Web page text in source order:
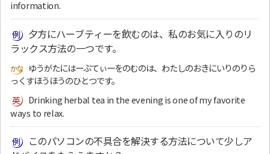
information.
夕方にハーブティーを飲むのは、私のお気に入りのリ
ラックス方法の一つです。
ゆうがたにはーぶてぃーをのむのは、わたしのおきにいりのりら
っくすほうほうのひとつです。
Drinking herbal tea in the evening is one of my favorite
ways to relax.
このパソコンの不具合を解決する方法について少しア